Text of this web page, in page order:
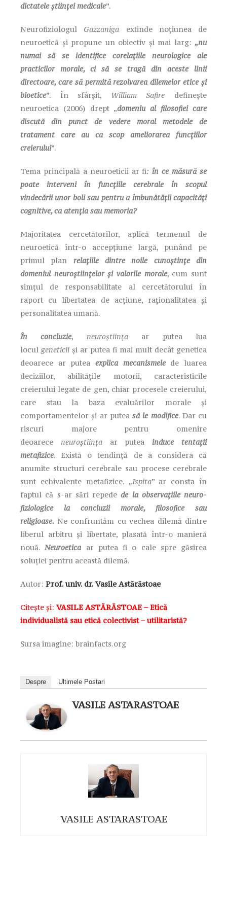
dictatele științei medicale”.
Neurofiziologul Gazzaniga extinde noțiunea de
neuroetică și propune un obiectiv și mai larg: „nu
numai să se identifice corelațiile neurologice ale
practicilor morale, ci să se tragă din aceste linii
directoare, care să permită rezolvarea dilemelor etice și
bioetice”. În sfârșit, William Safire definește
neuroetica (2006) drept „domeniu al filosofiei care
discută din punct de vedere moral metodele de
tratament care au ca scop ameliorarea funcțiilor
creierului”.
Tema principală a neuroeticii ar fi: în ce măsură se
poate interveni în funcțiile cerebrale în scopul
vindecării unor boli sau pentru a îmbunătății capacități
cognitive, ca atenția sau memoria?
Majoritatea cercetătorilor, aplică termenul de
neuroetică într-o accepțiune largă, punând pe
primul plan relațiile dintre noile cunoștințe din
domeniul neuroștiințelor și valorile morale, cum sunt
simțul de responsabilitate al cercetătorului în
raport cu libertatea de acțiune, raționalitatea și
personalitatea umană.
În concluzie, neuroștiința ar putea lua
locul geneticii și ar putea fi mai mult decât genetica
deoarece ar putea explica mecanismelede luarea
deciziilor, abilitățile motorii, caracteristicile
creierului legate de gen, chiar procesele creierului,
care stau la baza evaluărilor morale și
comportamentelor și ar putea să le modifice. Dar cu
riscuri majore pentru omenire
deoarece neuroștiințaar putea induce tentații
metafizice. Există o tendință de a considera că
anumite structuri cerebrale sau procese cerebrale
sunt echivalente metafizice. „Ispita” ar consta în
faptul că s-ar sări repedede la observațiile neuro-
fiziologice la concluzii morale, filosofice sau
religioase. Ne confruntăm cu vechea dilemă dintre
liberul arbitru și libertate, plasată într-o manieră
nouă.Neuroetica ar putea fi o cale spre găsirea
soluției pentru această dilemă.
Autor: Prof. univ. dr. Vasile Astărăstoae
Citește și: VASILE ASTĂRĂSTOAE – Etică
individualistă sau etică colectivist – utilitaristă?
Sursa imagine: brainfacts.org
Despre Ultimele Postari
VASILE ASTARASTOAE
VASILE ASTARASTOAE